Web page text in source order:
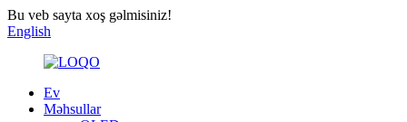
Bu veb sayta xoş gəlmisiniz!
English
Ev
Məhsullar